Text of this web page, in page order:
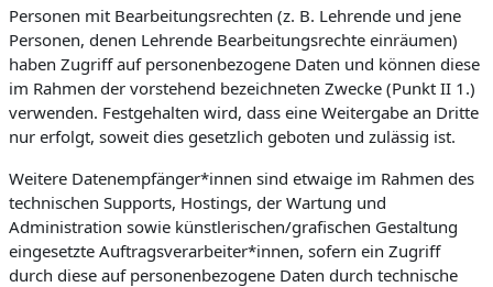
Personen mit Bearbeitungsrechten (z. B. Lehrende und jene
Personen, denen Lehrende Bearbeitungsrechte einräumen)
haben Zugriff auf personenbezogene Daten und können diese
im Rahmen der vorstehend bezeichneten Zwecke (Punkt II 1.)
verwenden. Festgehalten wird, dass eine Weitergabe an Dritte
nur erfolgt, soweit dies gesetzlich geboten und zulässig ist.
Weitere Datenempfänger*innen sind etwaige im Rahmen des
technischen Supports, Hostings, der Wartung und
Administration sowie künstlerischen/grafischen Gestaltung
eingesetzte Auftragsverarbeiter*innen, sofern ein Zugriff
durch diese auf personenbezogene Daten durch technische